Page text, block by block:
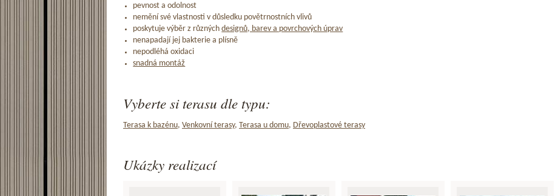
pevnost a odolnost
nemění své vlastnosti v důsledku povětrnostních vlivů
poskytuje výběr z různýchdesignů, barev a povrchových úprav
nenapadají jej bakterie a plísně
nepodléhá oxidaci
snadná montáž
Vyberte si terasu dle typu:
Terasa k bazénu, Venkovní terasy, Terasa u domu, Dřevoplastové terasy
Ukázky realizací